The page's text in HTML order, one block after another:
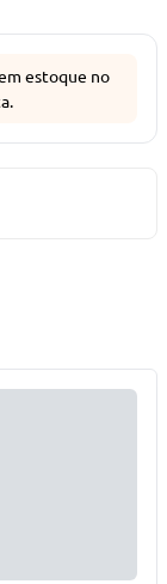
estoque no